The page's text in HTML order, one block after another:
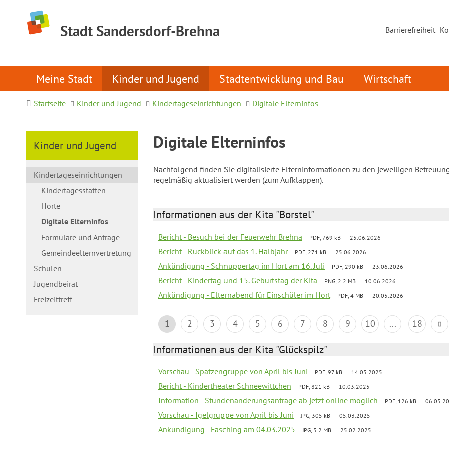
Stadt Sandersdorf-Brehna Barrierefreiheit
Meine Stadt Kinder und Jugend Stadtentwicklung und Bau Wirtschaft
Startseite Kinder und Jugend Kindertageseinrichtungen Digitale Elterninfos
Kinder und Jugend
Kindertageseinrichtungen
Kindertagesstätten
Horte
Digitale Elterninfos
Formulare und Anträge
Gemeindeelternvertretung
Schulen
Jugendbeirat
Freizeittreff
Digitale Elterninfos
Nachfolgend finden Sie digitalisierte Elterninformationen zu den jeweiligen
regelmäßig aktualisiert werden (zum Aufklappen).
Informationen aus der Kita "Borstel"
Bericht - Besuch bei der Feuerwehr Brehna PDF, 769 kB 25.06.2026
Bericht - Rückblick auf das 1. Halbjahr PDF, 271 kB 25.06.2026
Ankündigung - Schnuppertag im Hort am 16. Juli PDF, 290 kB 23.06.2026
Bericht - Kindertag und 15. Geburtstag der Kita PNG, 2.2 MB 10.06.2026
Ankündigung - Elternabend für Einschüler im Hort PDF, 4 MB 20.05.2026
1 2 3 4 5 6 7 8 9 10 ... 18
Informationen aus der Kita "Glückspilz"
Vorschau - Spatzengruppe von April bis Juni PDF, 97 kB 14.03.2025
Bericht - Kindertheater Schneewittchen PDF, 821 kB 10.03.2025
Information - Stundenänderungsanträge ab jetzt online möglich PDF, 126 kB
Vorschau - Igelgruppe von April bis Juni JPG, 305 kB 05.03.2025
Ankündigung - Fasching am 04.03.2025 JPG, 3.2 MB 25.02.2025